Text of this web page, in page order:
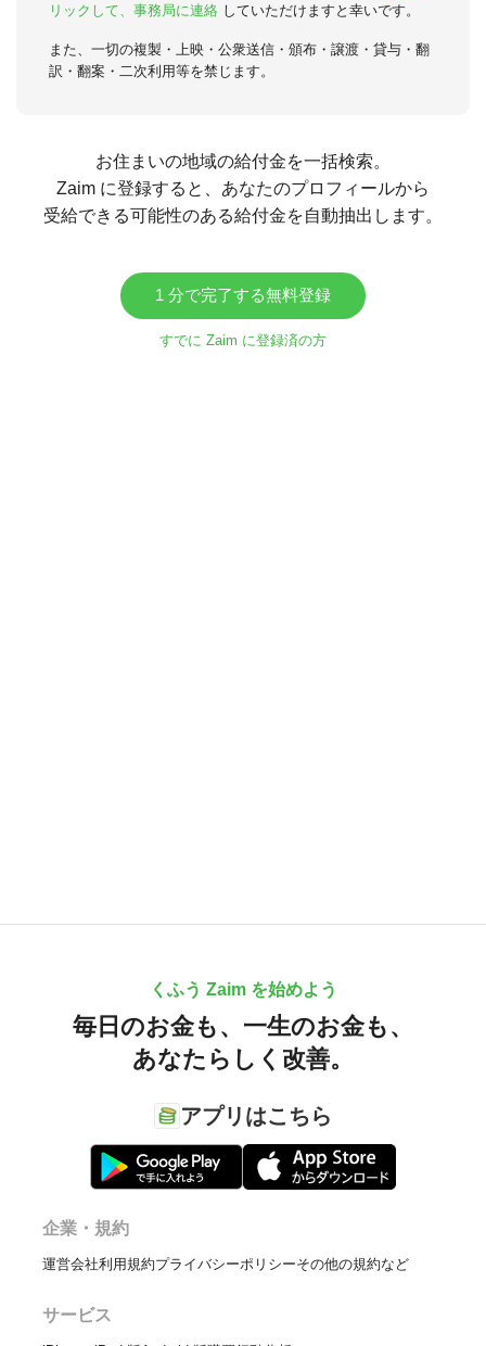
リックして、事務局に連絡 していただけますと幸いです。
また、一切の複製・上映・公衆送信・頒布・譲渡・貸与・翻
訳・翻案・二次利用等を禁じます。
お住まいの地域の給付金を一括検索。
Zaim に登録すると、あなたのプロフィールから
受給できる可能性のある給付金を自動抽出します。
1 分で完了する無料登録
すでに Zaim に登録済の方
くふう Zaim を始めよう
毎日のお金も、 一生のお金も、
あなたらしく改善。
アプリはこちら
企業・規約
運営会社利用規約プライバシーポリシーその他の規約など
サービス